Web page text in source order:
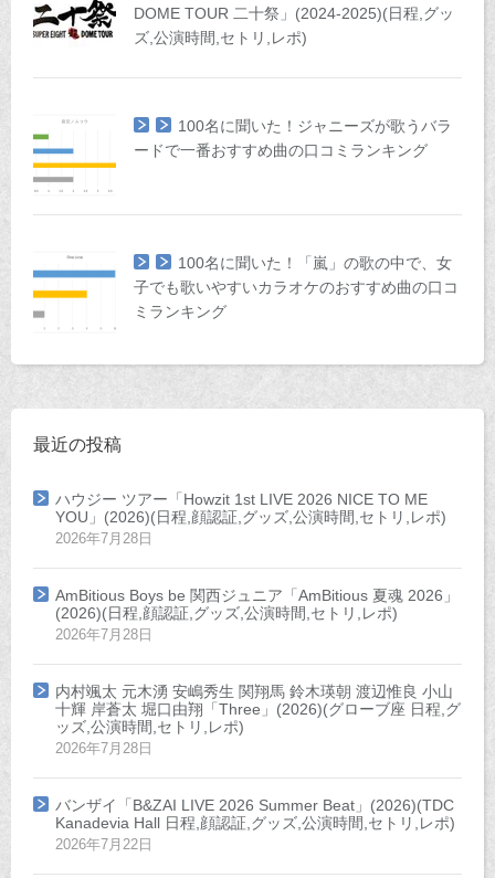
DOME TOUR 二十祭」(2024-2025)(日程,グッ
ズ,公演時間,セトリ,レポ)
100名に聞いた！ジャニーズが歌うバラ
ードで一番おすすめ曲の口コミランキング
100名に聞いた！「嵐」の歌の中で、女
子でも歌いやすいカラオケのおすすめ曲の口コ
ミランキング
最近の投稿
ハウジー ツアー「Howzit 1st LIVE 2026 NICE TO ME
YOU」(2026)(日程,顔認証,グッズ,公演時間,セトリ,レポ)
2026年7月28日
AmBitious Boys be 関西ジュニア「AmBitious 夏魂 2026」
(2026)(日程,顔認証,グッズ,公演時間,セトリ,レポ)
2026年7月28日
内村颯太 元木湧 安嶋秀生 関翔馬 鈴木瑛朝 渡辺惟良 小山
十輝 岸蒼太 堀口由翔「Three」(2026)(グローブ座 日程,グ
ッズ,公演時間,セトリ,レポ)
2026年7月28日
バンザイ「B&ZAI LIVE 2026 Summer Beat」(2026)(TDC
Kanadevia Hall 日程,顔認証,グッズ,公演時間,セトリ,レポ)
2026年7月22日